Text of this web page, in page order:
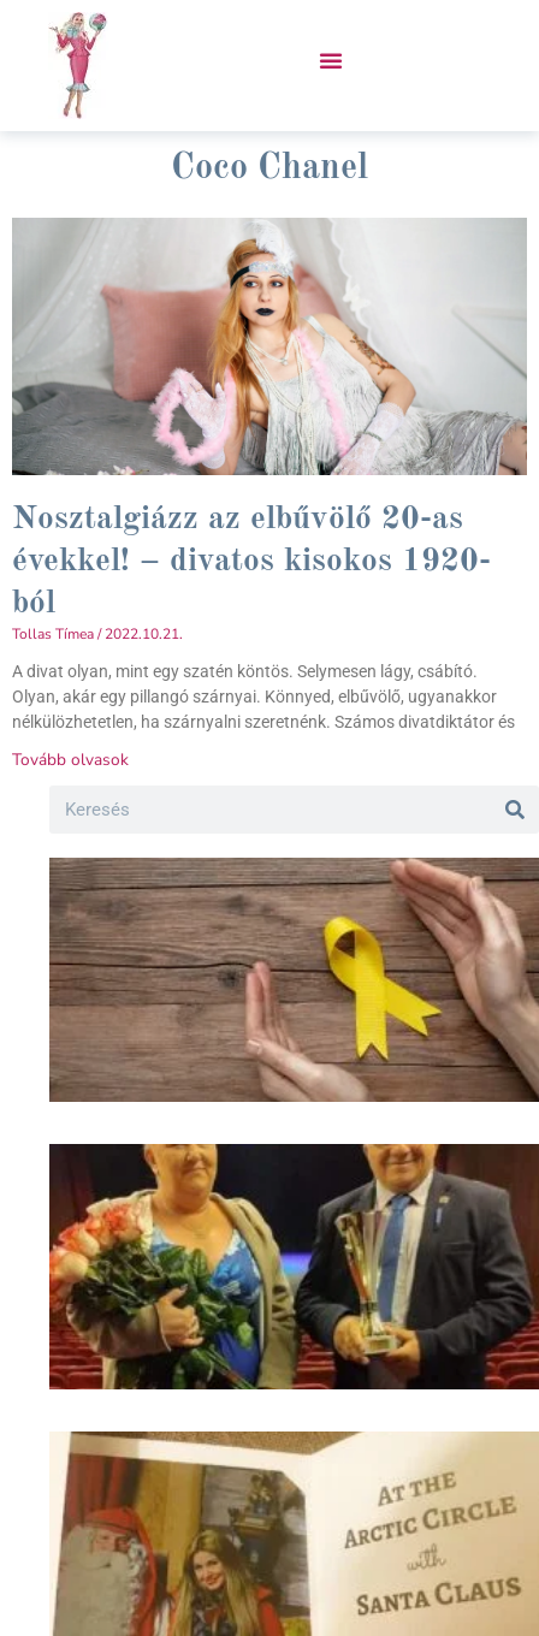
Coco Chanel
Nosztalgiázz az elbűvölő 20-as
évekkel! – divatos kisokos 1920-
ból
Tollas Tímea 2022.10.21.
A divat olyan, mint egy szatén köntös. Selymesen lágy, csábító.
Olyan, akár egy pillangó szárnyai. Könnyed, elbűvölő, ugyanakkor
nélkülözhetetlen, ha szárnyalni szeretnénk. Számos divatdiktátor és
Tovább olvasok
Search